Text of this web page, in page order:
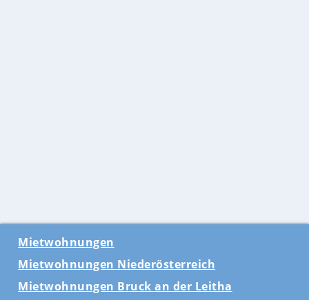
Mietwohnungen
Mietwohnungen Niederösterreich
Mietwohnungen Bruck an der Leitha